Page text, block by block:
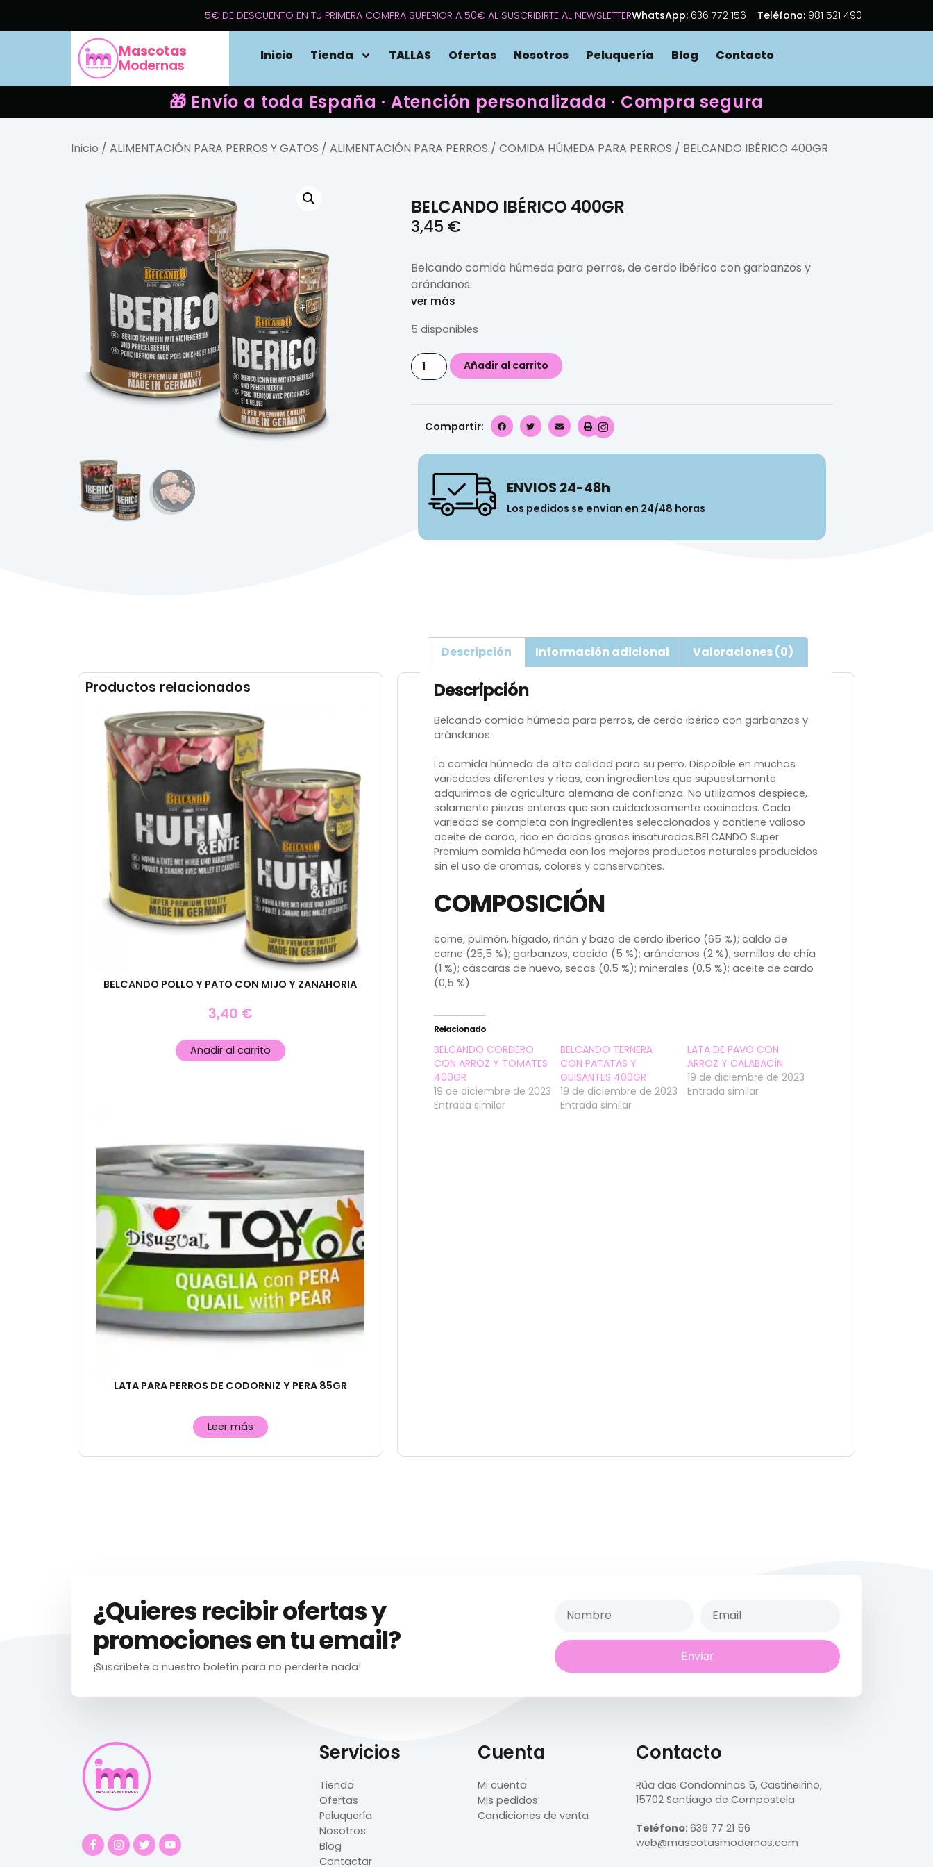
5€ DE DESCUENTO EN TU PRIMERA COMPRA SUPERIOR A 50€ AL SUSCRIBIRTE AL NEWSLETTERWhatsApp: 636 772 156 Teléfono: 981 521 490
Mascotas
Modernas
Inicio Tienda TALLAS Ofertas Nosotros Peluquería Blog Contacto
🎁 Envío a toda España · Atención personalizada · Compra segura
Inicio / ALIMENTACIÓN PARA PERROS Y GATOS / ALIMENTACIÓN PARA PERROS / COMIDA HÚMEDA PARA PERROS / BELCANDO IBÉRICO 400GR
BELCANDO IBÉRICO 400GR
3,45 €
Belcando comida húmeda para perros, de cerdo ibérico con garbanzos y
arándanos.
ver más
5 disponibles
Añadir al carrito
Compartir:
ENVIOS 24-48h
Los pedidos se envian en 24/48 horas
Productos relacionados
BELCANDO POLLO Y PATO CON MIJO Y ZANAHORIA
3,40 €
Añadir al carrito
LATA PARA PERROS DE CODORNIZ Y PERA 85GR
Leer más
Descripción Información adicional Valoraciones (0)
Descripción
Belcando comida húmeda para perros, de cerdo ibérico con garbanzos y
arándanos.
La comida húmeda de alta calidad para su perro. Dispoíble en muchas
variedades diferentes y ricas, con ingredientes que supuestamente
adquirimos de agricultura alemana de confianza. No utilizamos despiece,
solamente piezas enteras que son cuidadosamente cocinadas. Cada
variedad se completa con ingredientes seleccionados y contiene valioso
aceite de cardo, rico en ácidos grasos insaturados.BELCANDO Super
Premium comida húmeda con los mejores productos naturales producidos
sin el uso de aromas, colores y conservantes.
COMPOSICIÓN
carne, pulmón, hígado, riñón y bazo de cerdo iberico (65 %); caldo de
carne (25,5 %); garbanzos, cocido (5 %); arándanos (2 %); semillas de chía
(1 %); cáscaras de huevo, secas (0,5 %); minerales (0,5 %); aceite de cardo
(0,5 %)
Relacionado
BELCANDO CORDERO
CON ARROZ Y TOMATES
400GR
19 de diciembre de 2023
Entrada similar
BELCANDO TERNERA
CON PATATAS Y
GUISANTES 400GR
19 de diciembre de 2023
Entrada similar
LATA DE PAVO CON
ARROZ Y CALABACÍN
19 de diciembre de 2023
Entrada similar
¿Quieres recibir ofertas y
promociones en tu email?
¡Suscríbete a nuestro boletín para no perderte nada!
Enviar
Servicios
Tienda
Ofertas
Peluquería
Nosotros
Blog
Contactar
Cuenta
Mi cuenta
Mis pedidos
Condiciones de venta
Contacto
Rúa das Condomiñas 5, Castiñeiriño,
15702 Santiago de Compostela
Teléfono: 636 77 21 56
web@mascotasmodernas.com